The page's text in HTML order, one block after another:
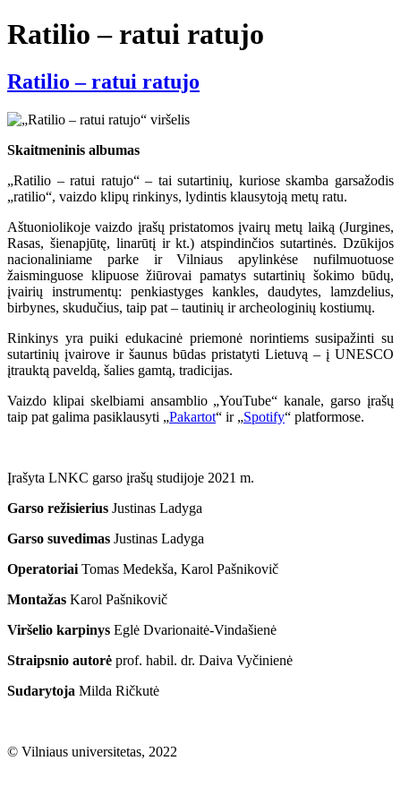
Ratilio – ratui ratujo
Ratilio – ratui ratujo
Skaitmeninis albumas
„Ratilio – ratui ratujo“ – tai sutartinių, kuriose skamba garsažodis
„ratilio“, vaizdo klipų rinkinys, lydintis klausytoją metų ratu.
Aštuoniolikoje vaizdo įrašų pristatomos įvairų metų laiką (Jurgines,
Rasas, šienapjūtę, linarūtį ir kt.) atspindinčios sutartinės. Dzūkijos
nacionaliniame parke ir Vilniaus apylinkėse nufilmuotuose
žaisminguose klipuose žiūrovai pamatys sutartinių šokimo būdų,
įvairių instrumentų: penkiastyges kankles, daudytes, lamzdelius,
birbynes, skudučius, taip pat – tautinių ir archeologinių kostiumų.
Rinkinys yra puiki edukacinė priemonė norintiems susipažinti su
sutartinių įvairove ir šaunus būdas pristatyti Lietuvą – į UNESCO
įtrauktą paveldą, šalies gamtą, tradicijas.
Vaizdo klipai skelbiami ansamblio „YouTube“ kanale, garso įrašų
taip pat galima pasiklausyti „Pakartot“ ir „Spotify“ platformose.
Įrašyta LNKC garso įrašų studijoje 2021 m.
Garso režisierius Justinas Ladyga
Garso suvedimas Justinas Ladyga
Operatoriai Tomas Medekša, Karol Pašnikovič
Montažas Karol Pašnikovič
Viršelio karpinys Eglė Dvarionaitė-Vindašienė
Straipsnio autorė prof. habil. dr. Daiva Vyčinienė
Sudarytoja Milda Ričkutė
© Vilniaus universitetas, 2022